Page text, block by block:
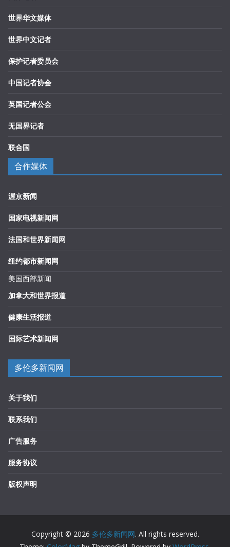
世界华文媒体
世界中文记者
保护记者委员会
中国记者协会
英国记者公会
无国界记者
联合国
合作媒体
渥京新闻
国家电视新闻网
法国和世界新闻网
纽约都市新闻网
美国西部新闻
加拿大和世界报道
健康生活报道
国际艺术新闻网
多伦多新闻网
关于我们
联系我们
广告服务
服务协议
版权声明
Copyright © 2026 多伦多新闻网. All rights reserved.